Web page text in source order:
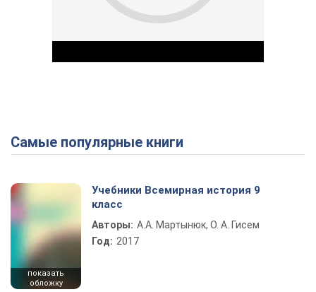
Play Video
Самые популярные книги
показать
обложку
Учебники Всемирная история 9
класс
Авторы: А.А. Мартынюк, О. А. Гисем
Год: 2017